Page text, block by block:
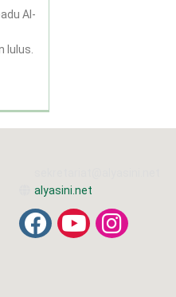
Al-
lulus.
alyasini.net